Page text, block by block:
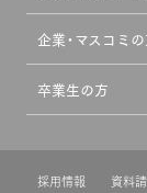
企業・マスコミ
卒業生の方
採用情報 資料